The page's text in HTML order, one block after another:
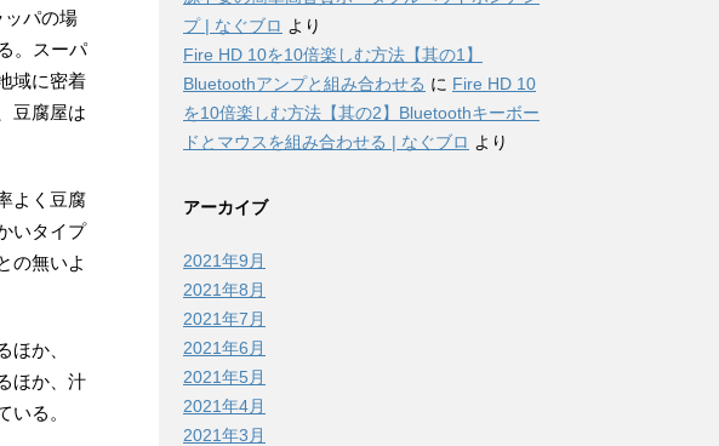
ッパの場
。スーパ
域に密着
豆腐屋は
よく豆腐
いタイプ
の無いよ
か、
ほか、汁
る。
プ | なぐブロ より
Fire HD 10を10倍楽しむ方法【其の1】
Bluetoothアンプと組み合わせる に Fire HD 10
を10倍楽しむ方法【其の2】Bluetoothキーボー
ドとマウスを組み合わせる | なぐブロ より
アーカイブ
2021年9月
2021年8月
2021年7月
2021年6月
2021年5月
2021年4月
2021年3月